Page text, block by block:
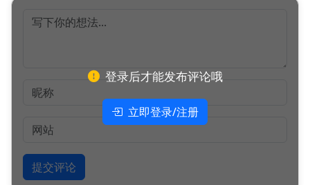
登录后才能发布评论哦
立即登录/注册
提交评论